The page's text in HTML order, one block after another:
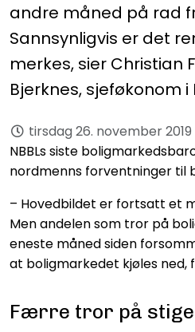
andre måned på rad
Sannsynligvis er det
merkes, sier Christian
Bjerknes, sjeføkonom i
tirsdag 26. november 2019
NBBLs siste
nordmenns forventninger til
– Hovedbildet er fortsatt et
Men andelen som tror på
eneste måned siden
at boligmarkedet kjøles ned,
Færre tror på